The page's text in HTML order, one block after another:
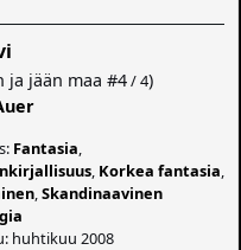
ja jään maa #4/ 4)
Fantasia
Korkea fantasia
,Skandinaavinen
huhtikuu 2008